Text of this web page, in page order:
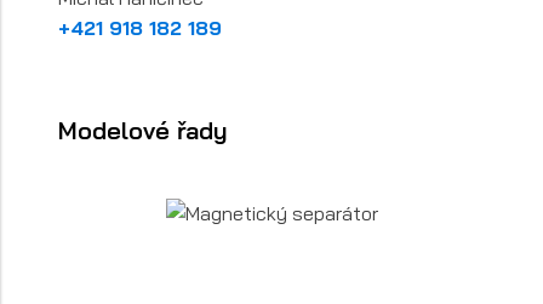
+421 918 182 189
Modelové řady